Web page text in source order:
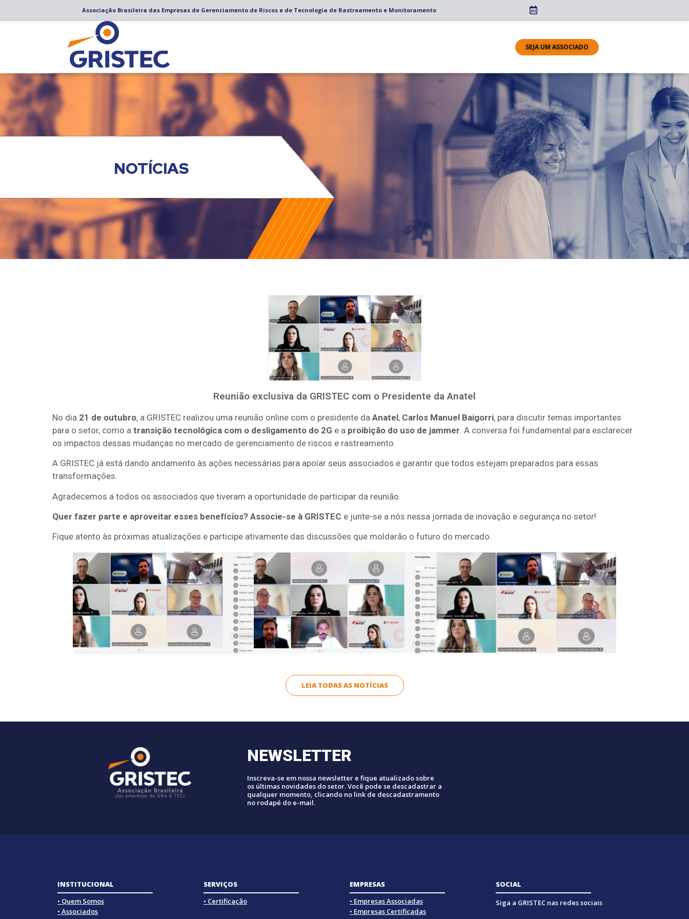
Associação Brasileira das Empresas de Gerenciamento de Riscos e de Tecnologia de Rastreamento e Monitoramento
SEJA UM ASSOCIADO
NOTÍCIAS
Reunião exclusiva da GRISTEC com o Presidente da Anatel
No dia 21 de outubro, a GRISTEC realizou uma reunião online com o presidente da Anatel, Carlos Manuel Baigorri, para discutir temas importantes
para o setor, como a transição tecnológica com o desligamento do 2G e a proibição do uso de jammer . A conversa foi fundamental para esclarecer
os impactos dessas mudanças no mercado de gerenciamento de riscos e rastreamento.
A GRISTEC já está dando andamento às ações necessárias para apoiar seus associados e garantir que todos estejam preparados para essas
transformações.
Agradecemos a todos os associados que tiveram a oportunidade de participar da reunião.
Quer fazer parte e aproveitar esses benefícios? Associe-se à GRISTEC e junte-se a nós nessa jornada de inovação e segurança no setor!
Fique atento às próximas atualizações e participe ativamente das discussões que moldarão o futuro do mercado.
LEIA TODAS AS NOTÍCIAS
NEWSLETTER
Inscreva-se em nossa newsletter e fique atualizado sobre
os últimas novidades do setor. Você pode se descadastrar a
qualquer momento, clicando no link de descadastramento
no rodapé do e-mail.
INSTITUCIONAL
• Quem Somos
• Associados
SERVIÇOS
• Certificação
EMPRESAS
• Empresas Associadas
• Empresas Certificadas
SOCIAL
Siga a GRISTEC nas redes sociais